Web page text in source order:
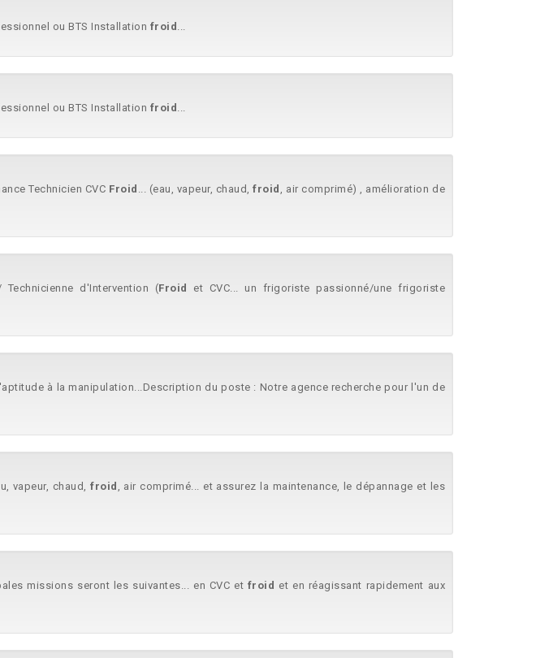
ou BTS Installation froid ...
ou BTS Installation froid ...
Technicien CVC Froid ... (eau, vapeur, chaud,froid , air comprimé) , amélioration de
Technicienne d'Intervention (Froid
et CVC... un frigoriste passionné/une frigoriste
à la manipulation...Description du poste : Notre agence recherche pour l'un de
vapeur, chaud,froid , air comprimé... et assurez la maintenance, le dépannage et les
missions seront les suivantes... en CVC et froid et en réagissant rapidement aux